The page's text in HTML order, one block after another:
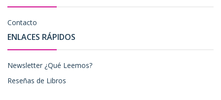
Contacto
ENLACES RÁPIDOS
Newsletter ¿Qué Leemos?
Reseñas de Libros